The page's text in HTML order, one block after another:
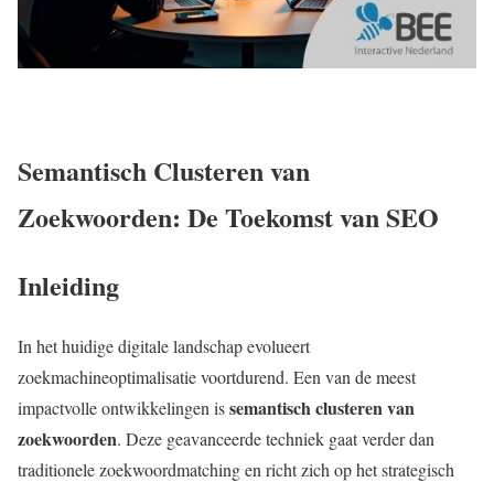
Semantisch Clusteren van
Zoekwoorden: De Toekomst van SEO
Inleiding
In het huidige digitale landschap evolueert
zoekmachineoptimalisatie voortdurend. Een van de meest
impactvolle ontwikkelingen issemantisch clusteren van
zoekwoorden. Deze geavanceerde techniek gaat verder dan
traditionele zoekwoordmatching en richt zich op het strategisch